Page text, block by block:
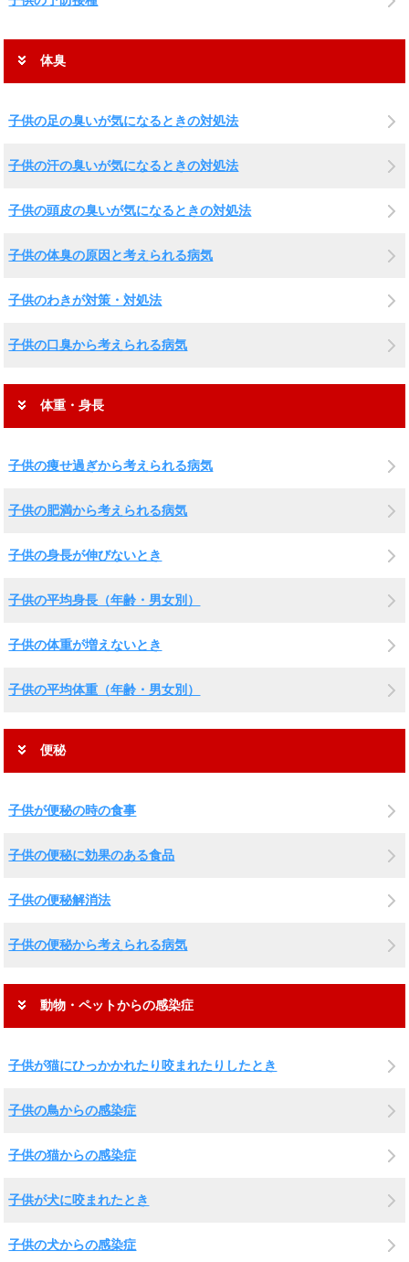
体臭
子供の足の臭いが気になるときの対処法
子供の汗の臭いが気になるときの対処法
子供の頭皮の臭いが気になるときの対処法
子供の体臭の原因と考えられる病気
子供のわきが対策・対処法
子供の口臭から考えられる病気
体重・身長
子供の痩せ過ぎから考えられる病気
子供の肥満から考えられる病気
子供の身長が伸びないとき
子供の平均身長（年齢・男女別）
子供の体重が増えないとき
子供の平均体重（年齢・男女別）
便秘
子供が便秘の時の食事
子供の便秘に効果のある食品
子供の便秘解消法
子供の便秘から考えられる病気
動物・ペットからの感染症
子供が猫にひっかかれたり咬まれたりしたとき
子供の鳥からの感染症
子供の猫からの感染症
子供が犬に咬まれたとき
子供の犬からの感染症